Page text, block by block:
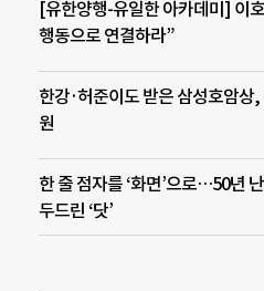
[유한양행-유일한 아카데미] 이
행동으로 연결하라”
한강·허준이도 받은 삼성호암상
원
한 줄 점자를 ‘화면’으로…50년
두드린 ‘닷’